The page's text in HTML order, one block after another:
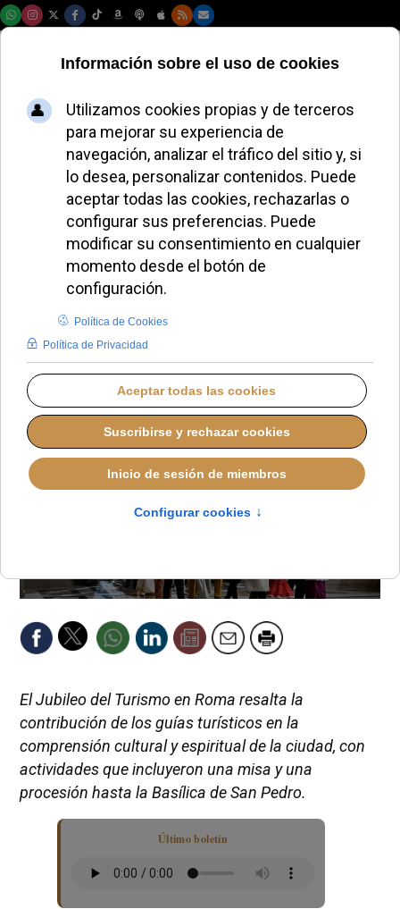
El Jubileo del
Turismo en Roma
destaca el papel de
los guías turísticos
LUCAS ALONSO
DESDE EL VATICANO
MARTES, 16 DICIEMBRE 2025 20:14
El Jubileo del Turismo en Roma resalta la
contribución de los guías turísticos en la
comprensión cultural y espiritual de la ciudad, con
actividades que incluyeron una misa y una
procesión hasta la Basílica de San Pedro.
Último boletín